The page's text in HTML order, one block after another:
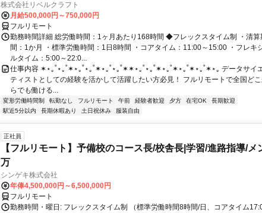
株式会社リベルクラフト
月給500,000円～750,000円
フルリモート
勤務時間詳細 総労働時間：1ヶ月あたり168時間 ◆フレックスタイム制 ・清算
間：1か月 ・標準労働時間：1日8時間 ・コアタイム：11:00～15:00 ・フレキ
ルタイム：5:00～22:0...
仕事内容 ✶⋆｡˚⋆｡˚✶⋆｡˚⋆｡˚✶⋆｡˚⋆｡˚✶✶⋆｡˚⋆｡˚✶⋆｡˚✶⋆｡˚✶⋆｡˚✶⋆｡ データサイ
ティストとしての経験を活かして活躍したい方必見！ フルリモートで全国ど
らでも働ける...
変形労働時間制 転勤なし フルリモート 午前 経験者歓迎 夕方 在宅OK
長期歓迎
駅近5分以内
長期休暇あり 土日祝休み 服装自由
正社員
【フルリモート】予備校のコース長/校舎長|学習/進路指導/
万
シンゲキ株式会社
年俸4,500,000円～6,500,000円
フルリモート
勤務時間・曜日: フレックスタイム制 （標準労働時間8時間/日、コアタイム